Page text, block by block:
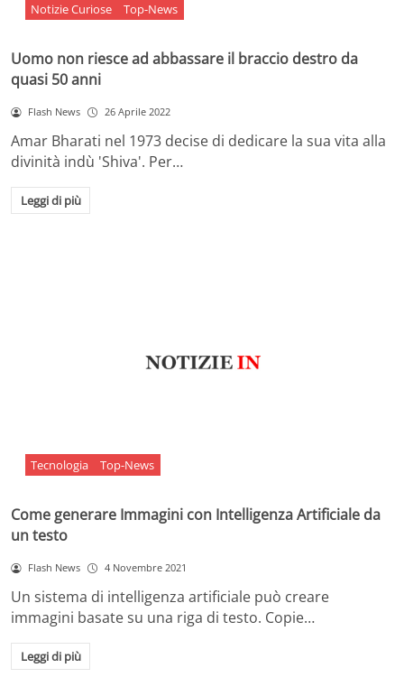
Notizie Curiose Top-News
Uomo non riesce ad abbassare il braccio destro da
quasi 50 anni
Flash News 26 Aprile 2022
Amar Bharati nel 1973 decise di dedicare la sua vita alla
divinità indù 'Shiva'. Per…
Leggi di più
Tecnologia Top-News
Come generare Immagini con Intelligenza Artificiale da
un testo
Flash News 4 Novembre 2021
Un sistema di intelligenza artificiale può creare
immagini basate su una riga di testo. Copie…
Leggi di più